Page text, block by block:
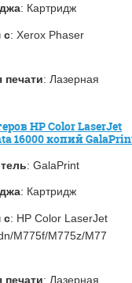
: Картридж
с: Xerox Phaser
печати: Лазерная
HP Color LaserJet
16000 копий
: GalaPrint
: Картридж
с: HP Color LaserJet
M775f/M775z/M77
печати: Лазерная